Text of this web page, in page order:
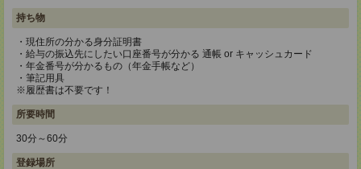
持ち物
・現住所の分かる身分証明書
・給与の振込先にしたい口座番号が分かる 通帳 or キャッシュカード
・年金番号が分かるもの（年金手帳など）
・筆記用具
※履歴書は不要です！
所要時間
30分～60分
登録場所